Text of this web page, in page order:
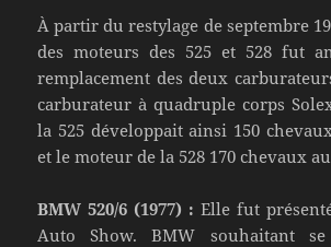
À partir du restylage de septembre
des moteurs des 525 et 528 fut
remplacement des deux
carburateur à quadruple corps
la 525 développait ainsi 150
et le moteur de la 528 170 chevaux
BMW 520/6 (1977) : Elle fut
Auto Show. BMW souhaitant